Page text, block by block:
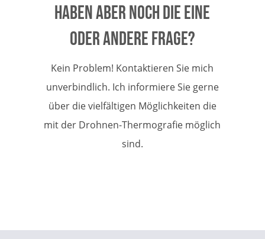
haben aber noch die eine
oder andere Frage?
Kein Problem! Kontaktieren Sie mich
unverbindlich. Ich informiere Sie gerne
über die vielfältigen Möglichkeiten die
mit der Drohnen-Thermografie möglich
sind.